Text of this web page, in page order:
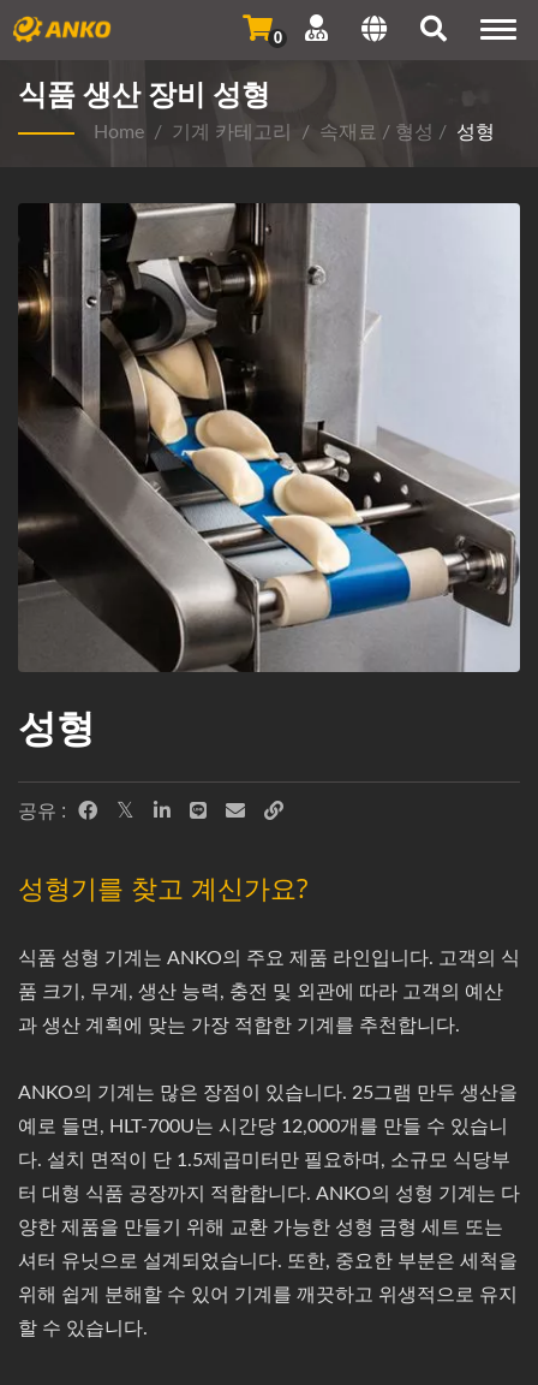
0
식품 생산 장비 성형
Home / 기계 카테고리 / 속재료 / 형성 / 성형
성형
공유 :
성형기를 찾고 계신가요?
식품 성형 기계는 ANKO의 주요 제품 라인입니다. 고객의 식
품 크기, 무게, 생산 능력, 충전 및 외관에 따라 고객의 예산
과 생산 계획에 맞는 가장 적합한 기계를 추천합니다.
ANKO의 기계는 많은 장점이 있습니다. 25그램 만두 생산을
예로 들면, HLT-700U는 시간당 12,000개를 만들 수 있습니
다. 설치 면적이 단 1.5제곱미터만 필요하며, 소규모 식당부
터 대형 식품 공장까지 적합합니다. ANKO의 성형 기계는 다
양한 제품을 만들기 위해 교환 가능한 성형 금형 세트 또는
셔터 유닛으로 설계되었습니다. 또한, 중요한 부분은 세척을
위해 쉽게 분해할 수 있어 기계를 깨끗하고 위생적으로 유지
할 수 있습니다.